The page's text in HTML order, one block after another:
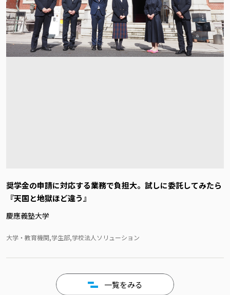
奨学金の申請に対応する業務で負担大。試しに委託してみたら
『天国と地獄ほど違う』
慶應義塾大学
大学・教育機関,学生部,学校法人ソリューション
一覧をみる